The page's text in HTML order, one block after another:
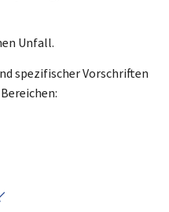
Unfall.
spezifischer Vorschriften